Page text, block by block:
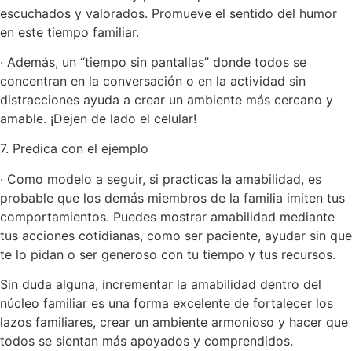
escuchados y valorados. Promueve el sentido del humor
en este tiempo familiar.
· Además, un “tiempo sin pantallas” donde todos se
concentran en la conversación o en la actividad sin
distracciones ayuda a crear un ambiente más cercano y
amable. ¡Dejen de lado el celular!
7. Predica con el ejemplo
· Como modelo a seguir, si practicas la amabilidad, es
probable que los demás miembros de la familia imiten tus
comportamientos. Puedes mostrar amabilidad mediante
tus acciones cotidianas, como ser paciente, ayudar sin que
te lo pidan o ser generoso con tu tiempo y tus recursos.
Sin duda alguna, incrementar la amabilidad dentro del
núcleo familiar es una forma excelente de fortalecer los
lazos familiares, crear un ambiente armonioso y hacer que
todos se sientan más apoyados y comprendidos.